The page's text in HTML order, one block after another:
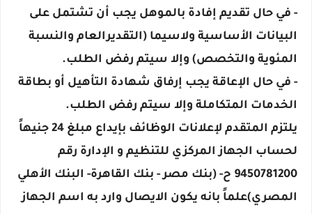
- في حال تقديم إفادة بالموهل يجب أن تشتمل على
البيانات الأساسية ولاسيما (التقديرالعام والنسبة
المئوية والتخصص) وإلا سيتم رفض الطلب.
- في حال الإعاقة يجب إرفاق شهادة التأهيل أو بطاقة
الخدمات المتكاملة وإلا سيتم رفض الطلب.
يلتزم المتقدم لإعلانات الوظائف بإيداع مبلغ 24 جنيهاً
لحساب الجهاز المركزي للتنظيم و الإدارة رقم
9450781200 ح- (بنك مصر - بنك القاهرة- البنك الأهلي
المصري)علماً بانه يكون الايصال وارد به اسم الجهاز